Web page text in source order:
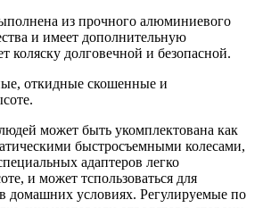
из прочного алюминиевого
и имеет дополнительную
коляску долговечной и безопасной.
откидные скошенные и
может быть укомплектована как
быстросъемными колесами,
адаптеров легко
и может тспользоваться для
домашних условиях. Регулируемые по